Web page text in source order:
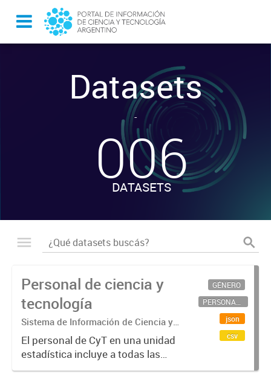
Datasets
-
006
DATASETS
Personal de ciencia y
tecnología
Sistema de Información de Ciencia y
Tecnología Argentino (SICYTAR)
El personal de CyT en una unidad
estadística incluye a todas las
personas involucradas
GÉNERO
PERSONAL CIENTÍFICO-TECNOLÓGICO
json
csv